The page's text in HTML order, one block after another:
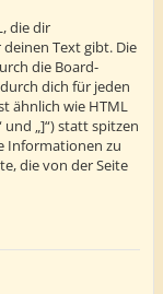
die dir
Text gibt. Die
die Board-
dich für jeden
ähnlich wie HTML
und „]“) statt spitzen
Informationen zu
die von der Seite